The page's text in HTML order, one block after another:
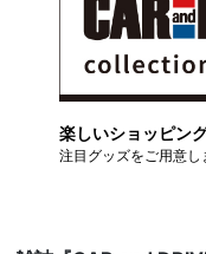
楽しいショッピン
注目グッズをご用意し